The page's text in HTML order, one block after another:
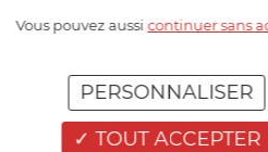
Batt ?
Vous pouvez aussicontinuer sans
TOUT ACCEPTER
PERSONNALISER